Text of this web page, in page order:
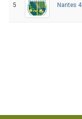
5 Nantes 4